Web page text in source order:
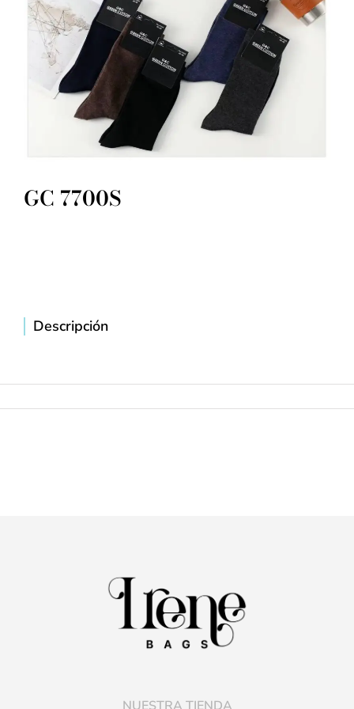
GC 7700S
Descripción
NUESTRA TIENDA